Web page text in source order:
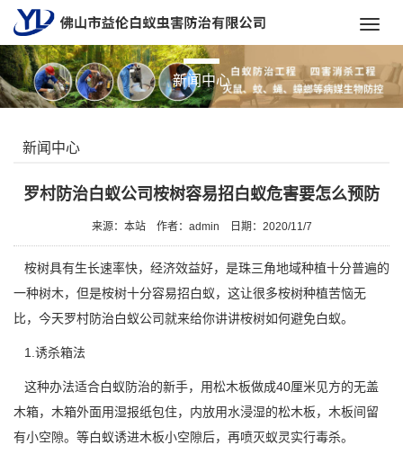
新闻中心
新闻中心
罗村防治白蚁公司桉树容易招白蚁危害要怎么预防
来源：本站 作者：admin 日期：2020/11/7
桉树具有生长速率快，经济效益好，是珠三角地域种植十分普遍的
一种树木，但是桉树十分容易招白蚁，这让很多桉树种植苦恼无
比，今天罗村防治白蚁公司就来给你讲讲桉树如何避免白蚁。
1.诱杀箱法
这种办法适合白蚁防治的新手，用松木板做成40厘米见方的无盖
木箱，木箱外面用湿报纸包住，内放用水浸湿的松木板，木板间留
有小空隙。等白蚁诱进木板小空隙后，再喷灭蚁灵实行毒杀。